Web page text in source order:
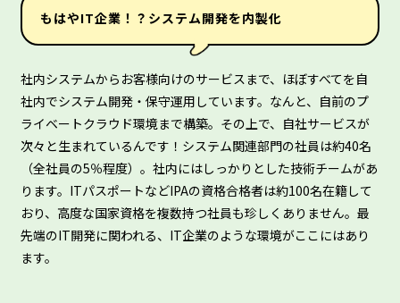
もはやIT企業！？システム開発を内製化
社内システムからお客様向けのサービスまで、ほぼすべてを自
社内でシステム開発・保守運用しています。なんと、自前のプ
ライベートクラウド環境まで構築。その上で、自社サービスが
次々と生まれているんです！システム関連部門の社員は約40名
（全社員の5％程度）。社内にはしっかりとした技術チームがあ
ります。ITパスポートなどIPAの資格合格者は約100名在籍して
おり、高度な国家資格を複数持つ社員も珍しくありません。最
先端のIT開発に関われる、IT企業のような環境がここにはあり
ます。